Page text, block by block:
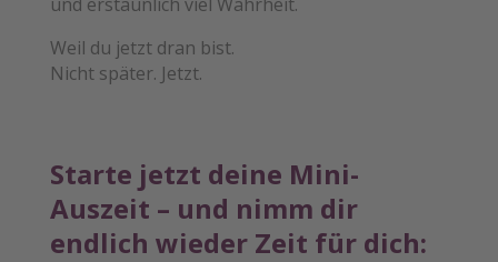
Weil du jetzt dran bist.
Nicht später. Jetzt.
Starte jetzt deine Mini-
Auszeit – und nimm dir
endlich wieder Zeit für dich: